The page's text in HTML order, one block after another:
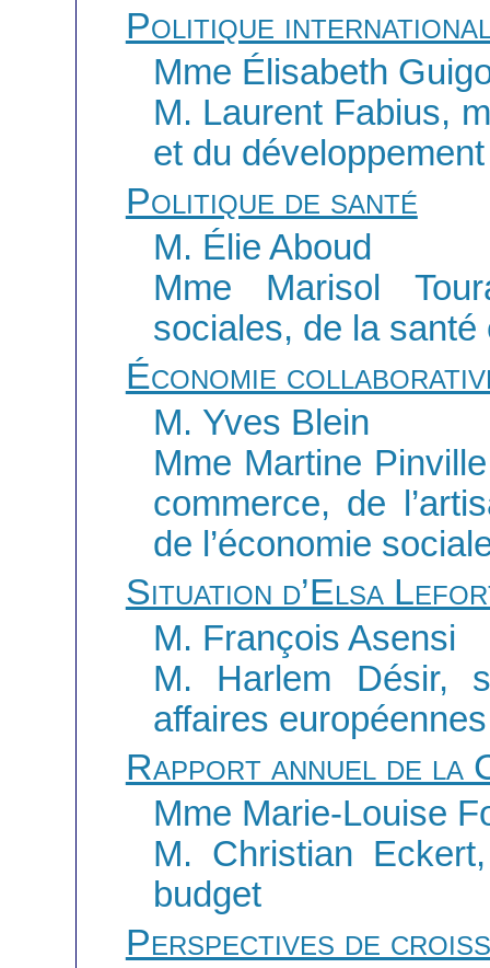
Politique
Mme Élisabeth
M. Laurent Fabius,
et du
Politique de santé
M. Élie Aboud
Mme Marisol
sociales, de la
Économie
M. Yves Blein
Mme Martine
commerce, de
de l’économie
Situation d’Elsa
M. François Asensi
M. Harlem Désir,
affaires européennes
Rapport annuel de la
Mme Marie-Louise
M. Christian
budget
Perspectives de